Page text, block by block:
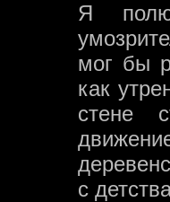
Я
мог бы
как
стене
с